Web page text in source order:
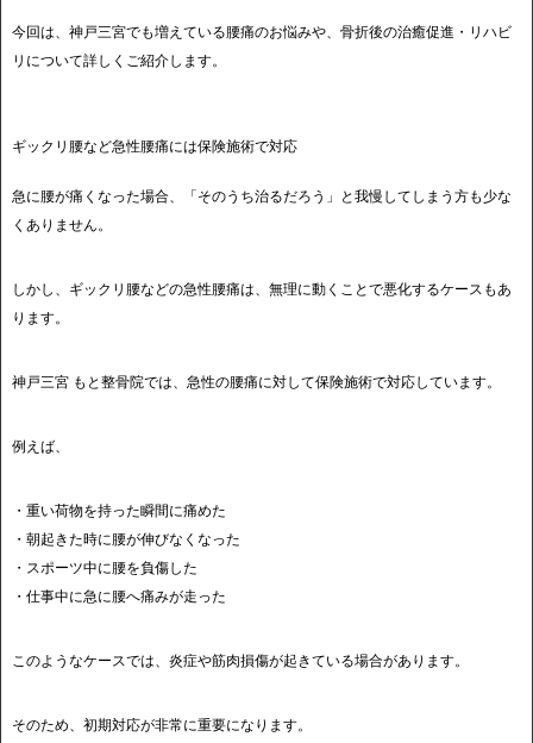
今回は、神戸三宮でも増えている腰痛のお悩みや、骨折後の治癒促進・リハビ
リについて詳しくご紹介します。
ギックリ腰など急性腰痛には保険施術で対応
急に腰が痛くなった場合、「そのうち治るだろう」と我慢してしまう方も少な
くありません。
しかし、ギックリ腰などの急性腰痛は、無理に動くことで悪化するケースもあ
ります。
神戸三宮 もと整骨院では、急性の腰痛に対して保険施術で対応しています。
例えば、
・重い荷物を持った瞬間に痛めた
・朝起きた時に腰が伸びなくなった
・スポーツ中に腰を負傷した
・仕事中に急に腰へ痛みが走った
このようなケースでは、炎症や筋肉損傷が起きている場合があります。
そのため、初期対応が非常に重要になります。